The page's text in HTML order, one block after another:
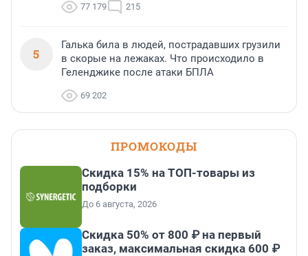
77 179 215
5
Галька била в людей, пострадавших грузили
в скорые на лежаках. Что происходило в
Геленджике после атаки БПЛА
69 202
ПРОМОКОДЫ
Скидка 15% на ТОП-товары из
подборки
До 6 августа, 2026
Скидка 50% от 800 ₽ на первый
заказ, максимальная скидка 600 ₽